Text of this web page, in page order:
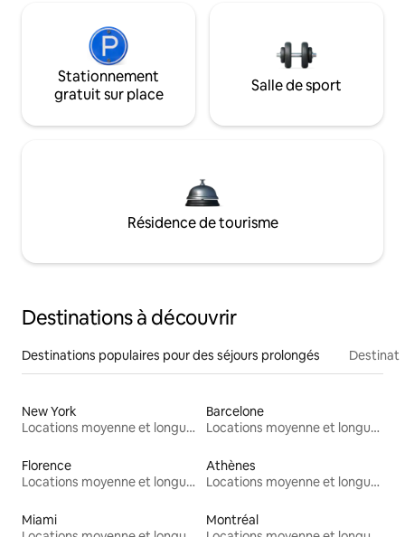
Stationnement
gratuit sur place
Salle de sport
Résidence de tourisme
Destinations à découvrir
Destinations populaires pour des séjours prolongés
New York
Locations moyenne et longue durée
Barcelone
Locations moyenne et longue durée
Florence
Locations moyenne et longue durée
Athènes
Locations moyenne et longue durée
Miami
Montréal